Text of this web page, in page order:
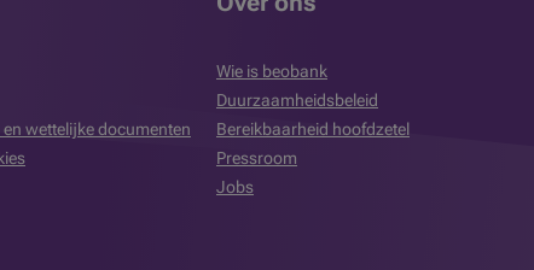
wettelijke documenten
Wie is beobank
Duurzaamheidsbeleid
Bereikbaarheid hoofdzetel
Pressroom
Jobs